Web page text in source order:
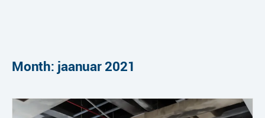
Month: jaanuar 2021